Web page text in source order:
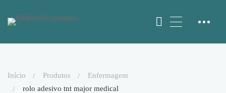
início produtos
enfermagem
rolo adesivo tnt major medical